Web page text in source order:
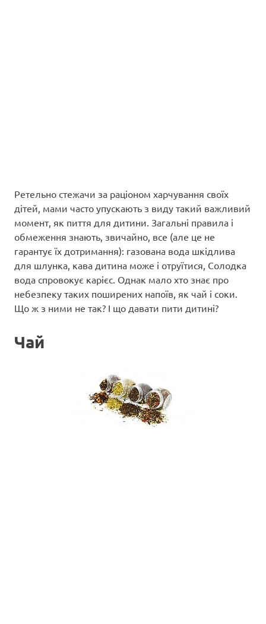
Ретельно стежачи за раціоном харчування своїх
дітей, мами часто упускають з виду такий важливий
момент, як пиття для дитини. Загальні правила і
обмеження знають, звичайно, все (але це не
гарантує їх дотримання): газована вода шкідлива
для шлунка, кава дитина може і отруїтися, Солодка
вода спровокує карієс. Однак мало хто знає про
небезпеку таких поширених напоїв, як чай і соки.
Що ж з ними не так? І що давати пити дитині?
Чай